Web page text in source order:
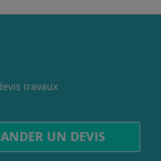
travaux
UN DEVIS